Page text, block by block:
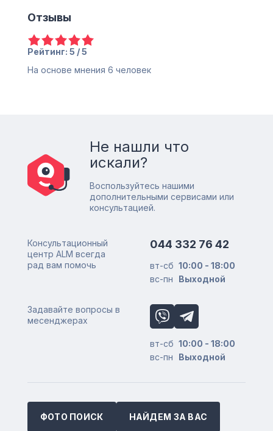
Отзывы
Рейтинг: 5 / 5
На основе мнения 6 человек
Не нашли что
искали?
Воспользуйтесь нашими
дополнительными сервисами или
консультацией.
Консультационный
центр ALM всегда
рад вам помочь
044 332 76 42
вт-сб 10:00 - 18:00
вс-пн
Выходной
Задавайте вопросы в
месенджерах
вт-сб 10:00 - 18:00
вс-пн
Выходной
ФОТО ПОИСК НАЙДЕМ ЗА ВАС